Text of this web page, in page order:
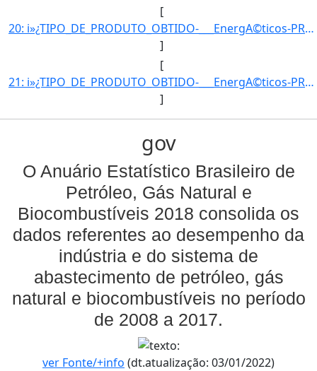
[
20: i»¿TIPO_DE_PRODUTO_OBTIDO-___EnergA©ticos-PRODUTO_OBTIDO-GLP1-UNIDADE_DE_MEDIDA-m3-QUANTIDADE_OBTIDA]
]
[
21: i»¿TIPO_DE_PRODUTO_OBTIDO-___EnergA©ticos-PRODUTO_OBTIDO-A“leo_combustA­vel-UNIDADE_DE_MEDIDA-m3-QUA]
]
gov
O Anuário Estatístico Brasileiro de
Petróleo, Gás Natural e
Biocombustíveis 2018 consolida os
dados referentes ao desempenho da
indústria e do sistema de
abastecimento de petróleo, gás
natural e biocombustíveis no período
de 2008 a 2017.
ver Fonte/+info (dt.atualização: 03/01/2022)